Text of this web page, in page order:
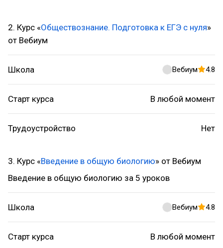
2. Курс «Обществознание. Подготовка к ЕГЭ с нуля»
от Вебиум
Школа Вебиум 4.8
Старт курса В любой момент
Трудоустройство Нет
3. Курс «Введение в общую биологию» от Вебиум
Введение в общую биологию за 5 уроков
Школа Вебиум 4.8
Старт курса В любой момент